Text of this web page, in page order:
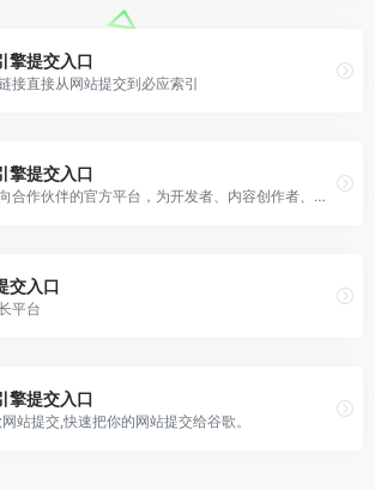
擎提交入口
接直接从网站提交到必应索引
擎提交入口
百度搜索面向合作伙伴的官方平台，为开发者、内容创作者、站点管理者等伙伴，提供优化工具、数据、课程、Q&amp;A等服务，助力资源进入搜索，同时提供搜索项目合作机会，让优质资源脱颖而出。
交入口
平台
擎提交入口
站提交,快速把你的网站提交给谷歌。